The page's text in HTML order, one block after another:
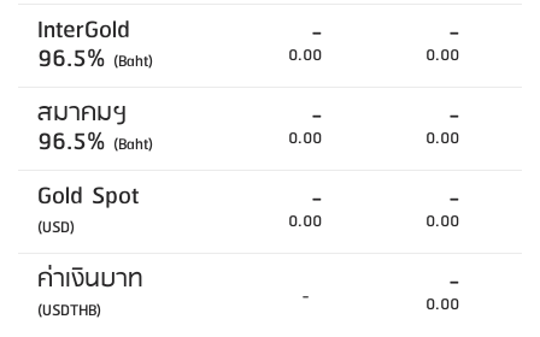
InterGold
96.5% (Baht)
-
0.00
-
0.00
สมาคมฯ
96.5% (Baht)
-
0.00
-
0.00
Gold Spot
(USD)
-
0.00
-
0.00
ค่าเงินบาท
(USDTHB) - -
0.00